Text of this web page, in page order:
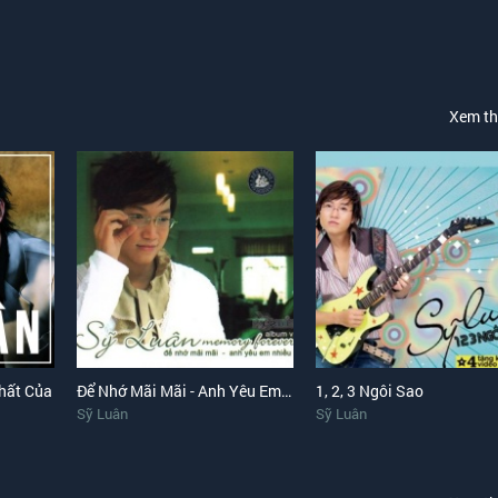
Xem
Của
Để Nhớ Mãi Mãi - Anh Yêu Em Nhiều Lắm
Sỹ Luân
1, 2, 3 Ngôi Sao
Sỹ Luân